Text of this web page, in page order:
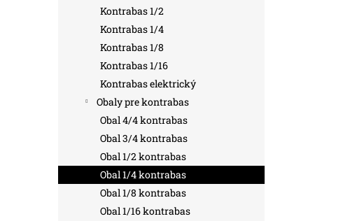
Kontrabas 1/2
Kontrabas 1/4
Kontrabas 1/8
Kontrabas 1/16
Kontrabas elektrický
Obaly pre kontrabas
Obal 4/4 kontrabas
Obal 3/4 kontrabas
Obal 1/2 kontrabas
Obal 1/4 kontrabas
Obal 1/8 kontrabas
Obal 1/16 kontrabas